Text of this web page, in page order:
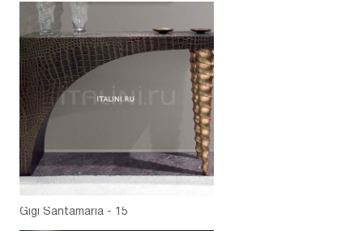
Gigi Santamaria - 15